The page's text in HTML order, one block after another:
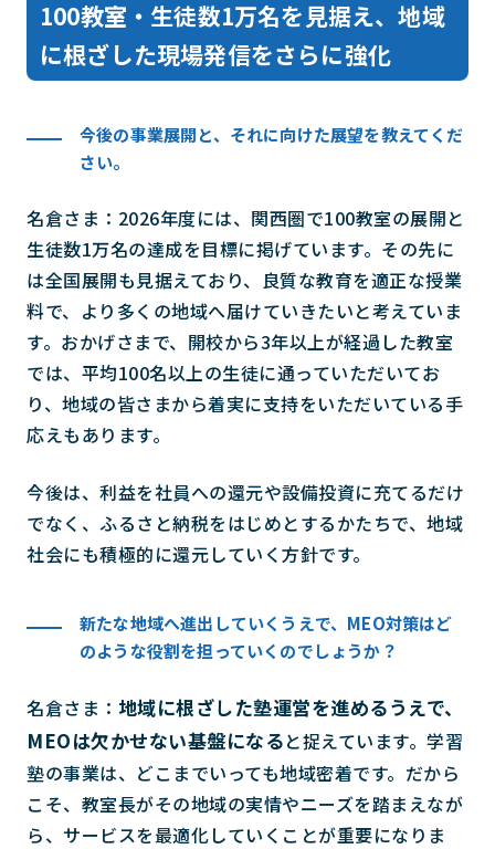
100教室・生徒数1万名を見据え、地域
に根ざした現場発信をさらに強化
今後の事業展開と、それに向けた展望を教えてくだ
さい。
名倉さま：2026年度には、関西圏で100教室の展開と
生徒数1万名の達成を目標に掲げています。その先に
は全国展開も見据えており、良質な教育を適正な授業
料で、より多くの地域へ届けていきたいと考えていま
す。おかげさまで、開校から3年以上が経過した教室
では、平均100名以上の生徒に通っていただいてお
り、地域の皆さまから着実に支持をいただいている手
応えもあります。
今後は、利益を社員への還元や設備投資に充てるだけ
でなく、ふるさと納税をはじめとするかたちで、地域
社会にも積極的に還元していく方針です。
新たな地域へ進出していくうえで、MEO対策はど
のような役割を担っていくのでしょうか？
名倉さま： 地域に根ざした塾運営を進めるうえで、
MEOは欠かせない基盤になると捉えています。学習
塾の事業は、どこまでいっても地域密着です。だから
こそ、教室長がその地域の実情やニーズを踏まえなが
ら、サービスを最適化していくことが重要になりま